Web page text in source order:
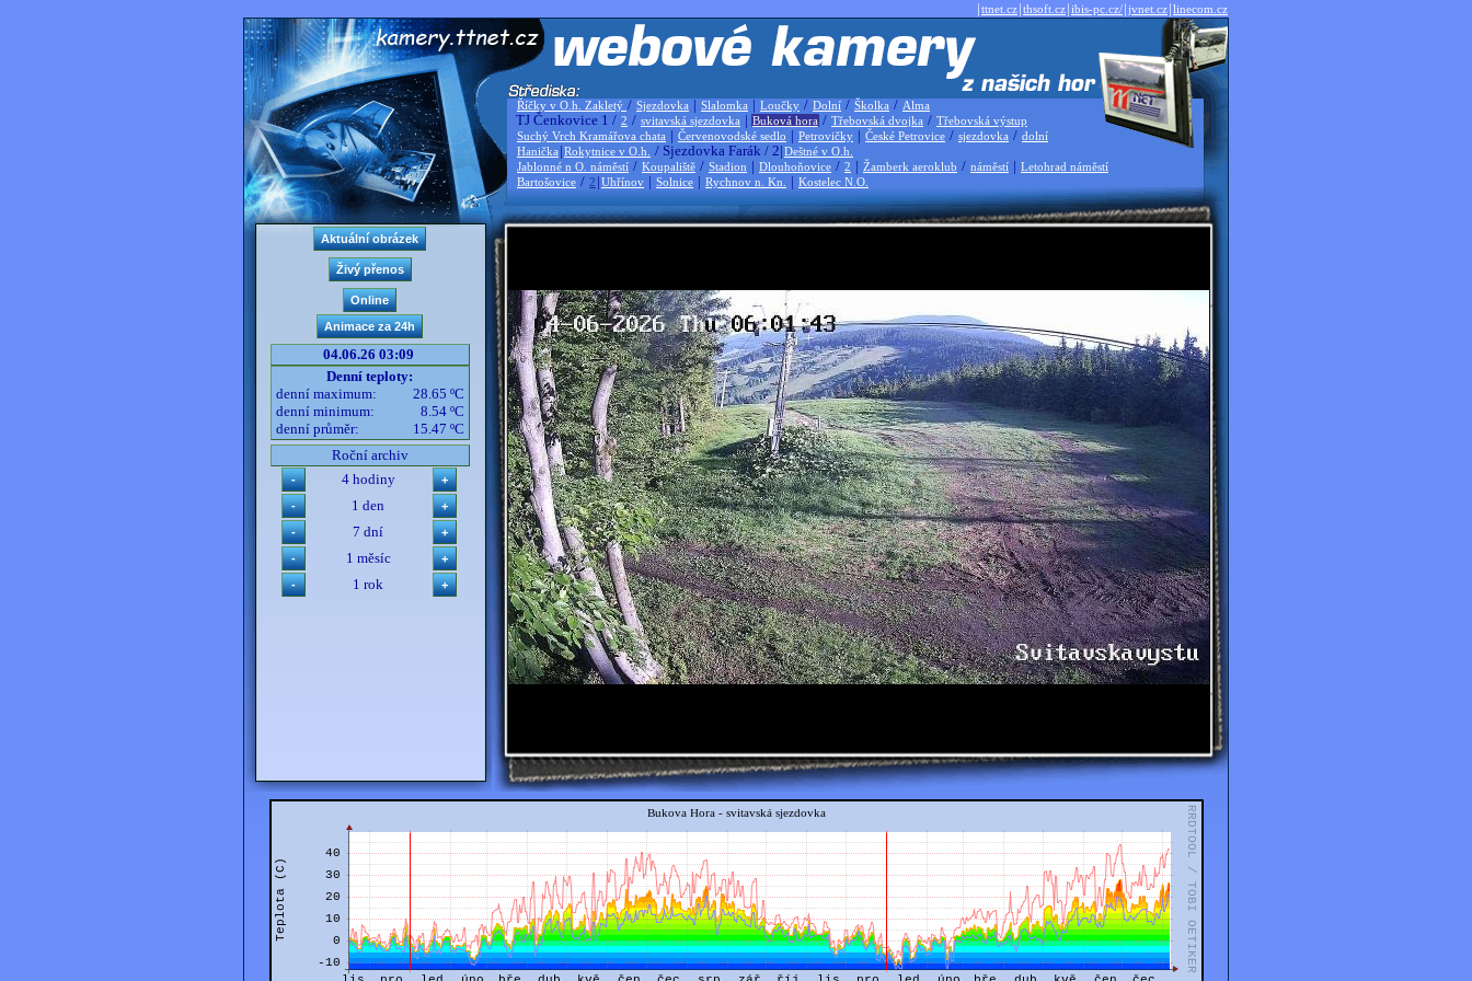
|ttnet.cz|thsoft.cz|ibis-pc.cz/|jvnet.cz|linecom.cz
Říčky v O.h. Zakletý / Sjezdovka | Slalomka | Loučky / Dolní / Školka / Alma
TJ Čenkovice 1 / 2 / svitavská sjezdovka | Buková hora / Třebovská dvojka / Třebovská výstup
Suchý Vrch Kramářova chata | Červenovodské sedlo | Petrovičky | České Petrovice / sjezdovka / dolní
Hanička |Rokytnice v O.h. / Sjezdovka Farák / 2|Deštné v O.h.
Jablonné n O. náměstí / Koupaliště / Stadion | Dlouhoňovice / 2 | Žamberk aeroklub / náměstí | Letohrad náměstí
Bartošovice / 2 |Uhřínov | Solnice | Rychnov n. Kn. | Kostelec N.O.
04.06.26 03:09
Denní teploty:
denní maximum:
28.65 ºC
denní minimum:
8.54 ºC
denní průměr:
15.47 ºC
Roční archiv
4 hodiny
1 den
7 dní
1 měsíc
1 rok